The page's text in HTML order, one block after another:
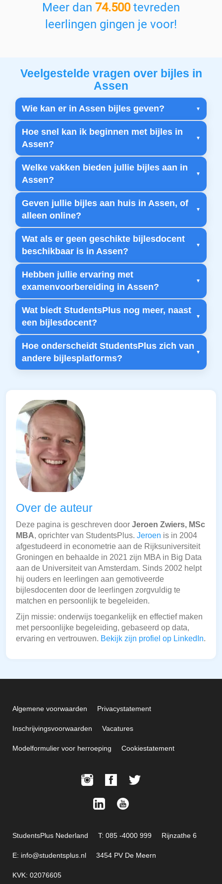
Meer dan 74.500tevreden
leerlingen gingen je voor!
Veelgestelde vragen over bijles in
Assen
Wie kan er in Assen bijles geven?
Hoe snel kan ik beginnen met bijles in
Assen?
Welke vakken bieden jullie bijles aan in
Assen?
Geven jullie bijles aan huis in Assen, of
alleen online?
Wat als er geen geschikte bijlesdocent
beschikbaar is in Assen?
Hebben jullie ervaring met
examenvoorbereiding in Assen?
Wat biedt StudentsPlus nog meer, naast
een bijlesdocent?
Hoe onderscheidt StudentsPlus zich van
andere bijlesplatforms?
Over de auteur
Deze pagina is geschreven door Jeroen Zwiers, MSc
MBA, oprichter van StudentsPlus. Jeroen is in 2004
afgestudeerd in econometrie aan de Rijksuniversiteit
Groningen en behaalde in 2021 zijn MBA in Big Data
aan de Universiteit van Amsterdam. Sinds 2002 helpt
hij ouders en leerlingen aan gemotiveerde
bijlesdocenten door de leerlingen zorgvuldig te
matchen en persoonlijk te begeleiden.
Zijn missie: onderwijs toegankelijk en effectief maken
met persoonlijke begeleiding, gebaseerd op data,
ervaring en vertrouwen. Bekijk zijn profiel op LinkedIn.
Algemene voorwaarden Privacystatement
Inschrijvingsvoorwaarden Vacatures
Modelformulier voor herroeping Cookiestatement
StudentsPlus Nederland T: 085 -4000 999 Rijnzathe 6
E: info@studentsplus.nl 3454 PV De Meern
KVK: 02076605